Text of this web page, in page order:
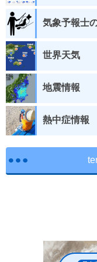
気象予報士
世界天気
地震情報
熱中症情報